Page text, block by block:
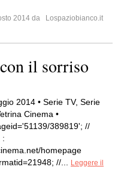
2014 da
Lospaziobianco.it
il sorriso
2014 • Serie TV, Serie
Cinema •
389819'; //
:
homepage
//...
Leggere il